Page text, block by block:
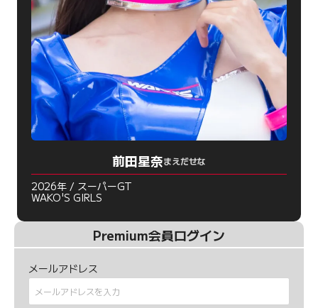
前田星奈まえだせな
2026年 / スーパーGT
WAKO'S GIRLS
Premium会員ログイン
メールアドレス